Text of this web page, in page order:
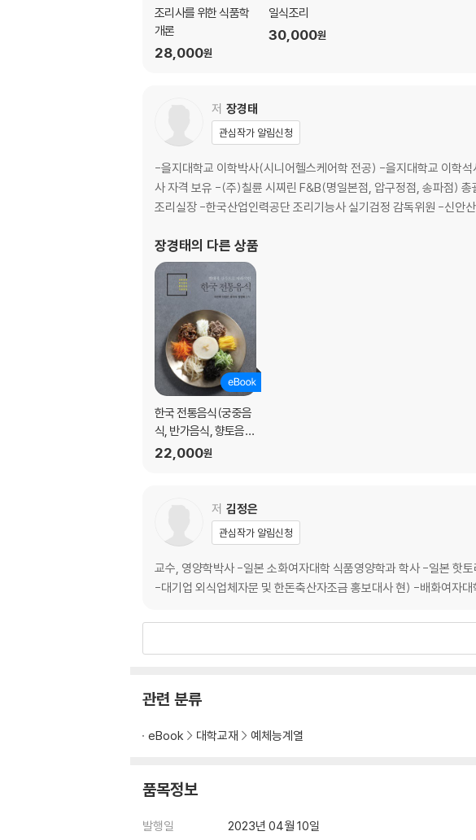
조리사를 위한 식품학
개론
28,000원
일식조리
30,000원
저 장경태
관심작가 알림신청
-을지대학교 이학박사(시니어헬스케어학 전공) -을지대학교 이학
사 자격 보유 -(주)칠륜 시찌린 F&B(명일본점, 압구정점, 송파점)
조리실장 -한국산업인력공단 조리기능사 실기검정 감독위원 -신
장경태의 다른 상품
한국 전통음식(궁중음
식, 반가음식, 향토음
식, 시절음식)
22,000원
저 김정은
관심작가 알림신청
교수, 영양학박사 -일본 소화여자대학 식품영양학과 학사 -일본 핫
-대기업 외식업체자문 및 한돈축산자조금 홍보대사 현) -배화여자대
관련 분류
eBook 대학교재 예체능계열
품목정보
발행일 2023년 04월 10일